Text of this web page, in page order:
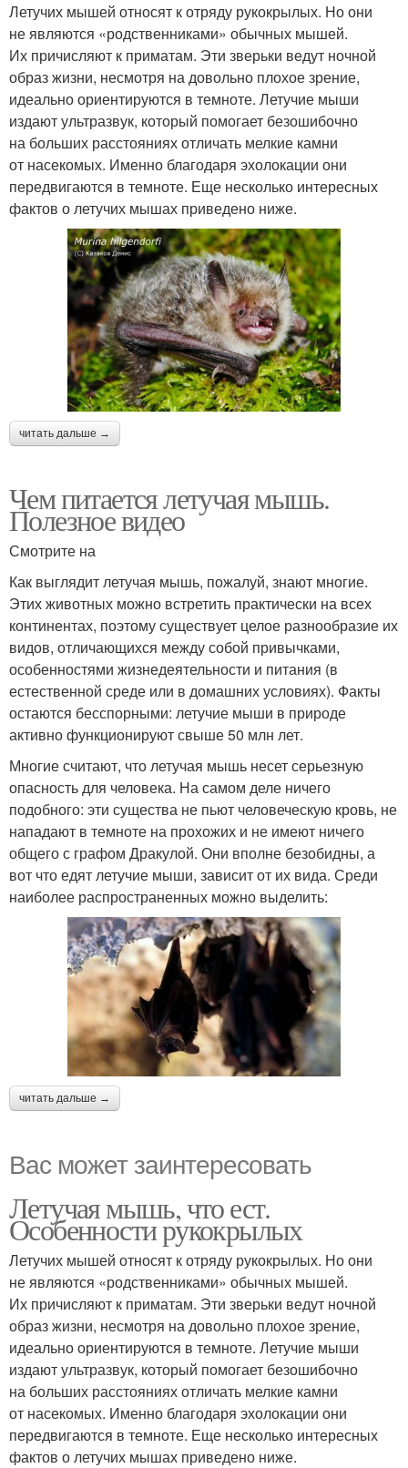
Летучих мышей относят к отряду рукокрылых. Но они
не являются «родственниками» обычных мышей.
Их причисляют к приматам. Эти зверьки ведут ночной
образ жизни, несмотря на довольно плохое зрение,
идеально ориентируются в темноте. Летучие мыши
издают ультразвук, который помогает безошибочно
на больших расстояниях отличать мелкие камни
от насекомых. Именно благодаря эхолокации они
передвигаются в темноте. Еще несколько интересных
фактов о летучих мышах приведено ниже.
читать дальше →
Чем питается летучая мышь.
Полезное видео
Смотрите на
Как выглядит летучая мышь, пожалуй, знают многие.
Этих животных можно встретить практически на всех
континентах, поэтому существует целое разнообразие их
видов, отличающихся между собой привычками,
особенностями жизнедеятельности и питания (в
естественной среде или в домашних условиях). Факты
остаются бесспорными: летучие мыши в природе
активно функционируют свыше 50 млн лет.
Многие считают, что летучая мышь несет серьезную
опасность для человека. На самом деле ничего
подобного: эти существа не пьют человеческую кровь, не
нападают в темноте на прохожих и не имеют ничего
общего с графом Дракулой. Они вполне безобидны, а
вот что едят летучие мыши, зависит от их вида. Среди
наиболее распространенных можно выделить:
читать дальше →
Вас может заинтересовать
Летучая мышь, что ест.
Особенности рукокрылых
Летучих мышей относят к отряду рукокрылых. Но они
не являются «родственниками» обычных мышей.
Их причисляют к приматам. Эти зверьки ведут ночной
образ жизни, несмотря на довольно плохое зрение,
идеально ориентируются в темноте. Летучие мыши
издают ультразвук, который помогает безошибочно
на больших расстояниях отличать мелкие камни
от насекомых. Именно благодаря эхолокации они
передвигаются в темноте. Еще несколько интересных
фактов о летучих мышах приведено ниже.